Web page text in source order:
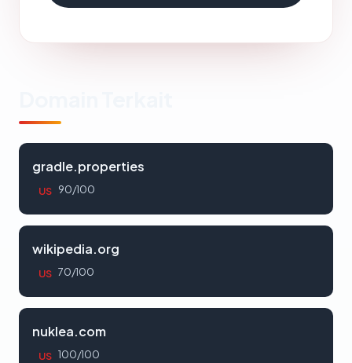
gradle.properties
US 90/100
wikipedia.org
US 70/100
nuklea.com
US 100/100